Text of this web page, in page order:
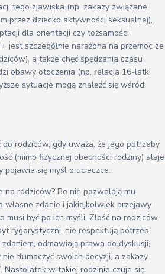
tego zjawiska (np. zakazy związane
przez dziecko aktywności seksualnej),
dla orientacji czy tożsamości
jest szczególnie narażona na przemoc ze
a także chęć spędzania czasu
obawy otoczenia (np. relacja 16-latki
sytuacje mogą znaleźć się wśród
do rodziców, gdy uważa, że jego potrzeby
(mimo fizycznej obecności rodziny) staje
pojawia się myśl o ucieczce.
na rodziców? Bo nie pozwalają mu
własne zdanie i jakiejkolwiek przejawy
musi być po ich myśli. Złość na rodziców
rygorystyczni, nie respektują potrzeb
odmawiają prawa do dyskusji,
tłumaczyć swoich decyzji, a zakazy
Nastolatek w takiej rodzinie czuje się